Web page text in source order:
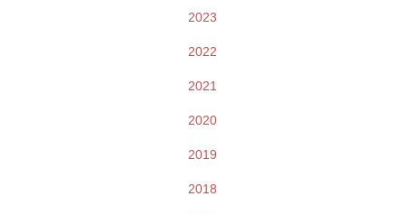
2023
2022
2021
2020
2019
2018